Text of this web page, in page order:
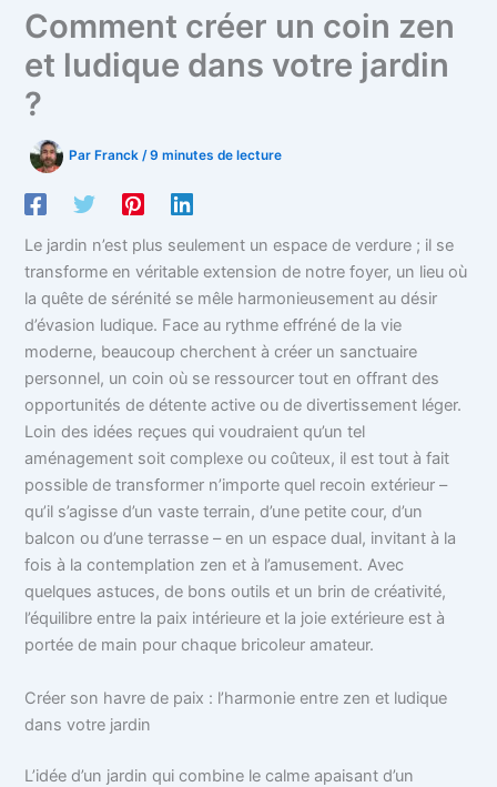
Comment créer un coin zen
et ludique dans votre jardin
?
Par Franck/9 minutes de lecture
Le jardin n’est plus seulement un espace de verdure ; il se
transforme en véritable extension de notre foyer, un lieu où
la quête de sérénité se mêle harmonieusement au désir
d’évasion ludique. Face au rythme effréné de la vie
moderne, beaucoup cherchent à créer un sanctuaire
personnel, un coin où se ressourcer tout en offrant des
opportunités de détente active ou de divertissement léger.
Loin des idées reçues qui voudraient qu’un tel
aménagement soit complexe ou coûteux, il est tout à fait
possible de transformer n’importe quel recoin extérieur –
qu’il s’agisse d’un vaste terrain, d’une petite cour, d’un
balcon ou d’une terrasse – en un espace dual, invitant à la
fois à la contemplation zen et à l’amusement. Avec
quelques astuces, de bons outils et un brin de créativité,
l’équilibre entre la paix intérieure et la joie extérieure est à
portée de main pour chaque bricoleur amateur.
Créer son havre de paix : l’harmonie entre zen et ludique
dans votre jardin
L’idée d’un jardin qui combine le calme apaisant d’un